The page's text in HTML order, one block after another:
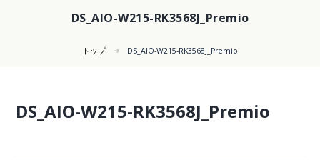
DS_AIO-W215-RK3568J_Premio
トップ DS_AIO-W215-RK3568J_Premio
DS_AIO-W215-RK3568J_Premio